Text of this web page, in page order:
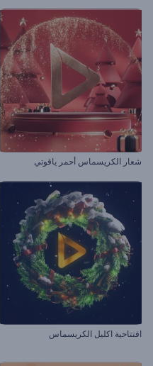
شعار الكريسماس أحمر ياقوتي
افتتاحية اكليل الكريسماس